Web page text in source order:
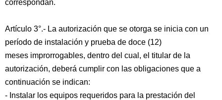
correspondan.
Artículo 3°.- La autorización que se otorga se inicia con un
período de instalación y prueba de doce (12)
meses improrrogables, dentro del cual, el titular de la
autorización, deberá cumplir con las obligaciones que a
continuación se indican:
- Instalar los equipos requeridos para la prestación del